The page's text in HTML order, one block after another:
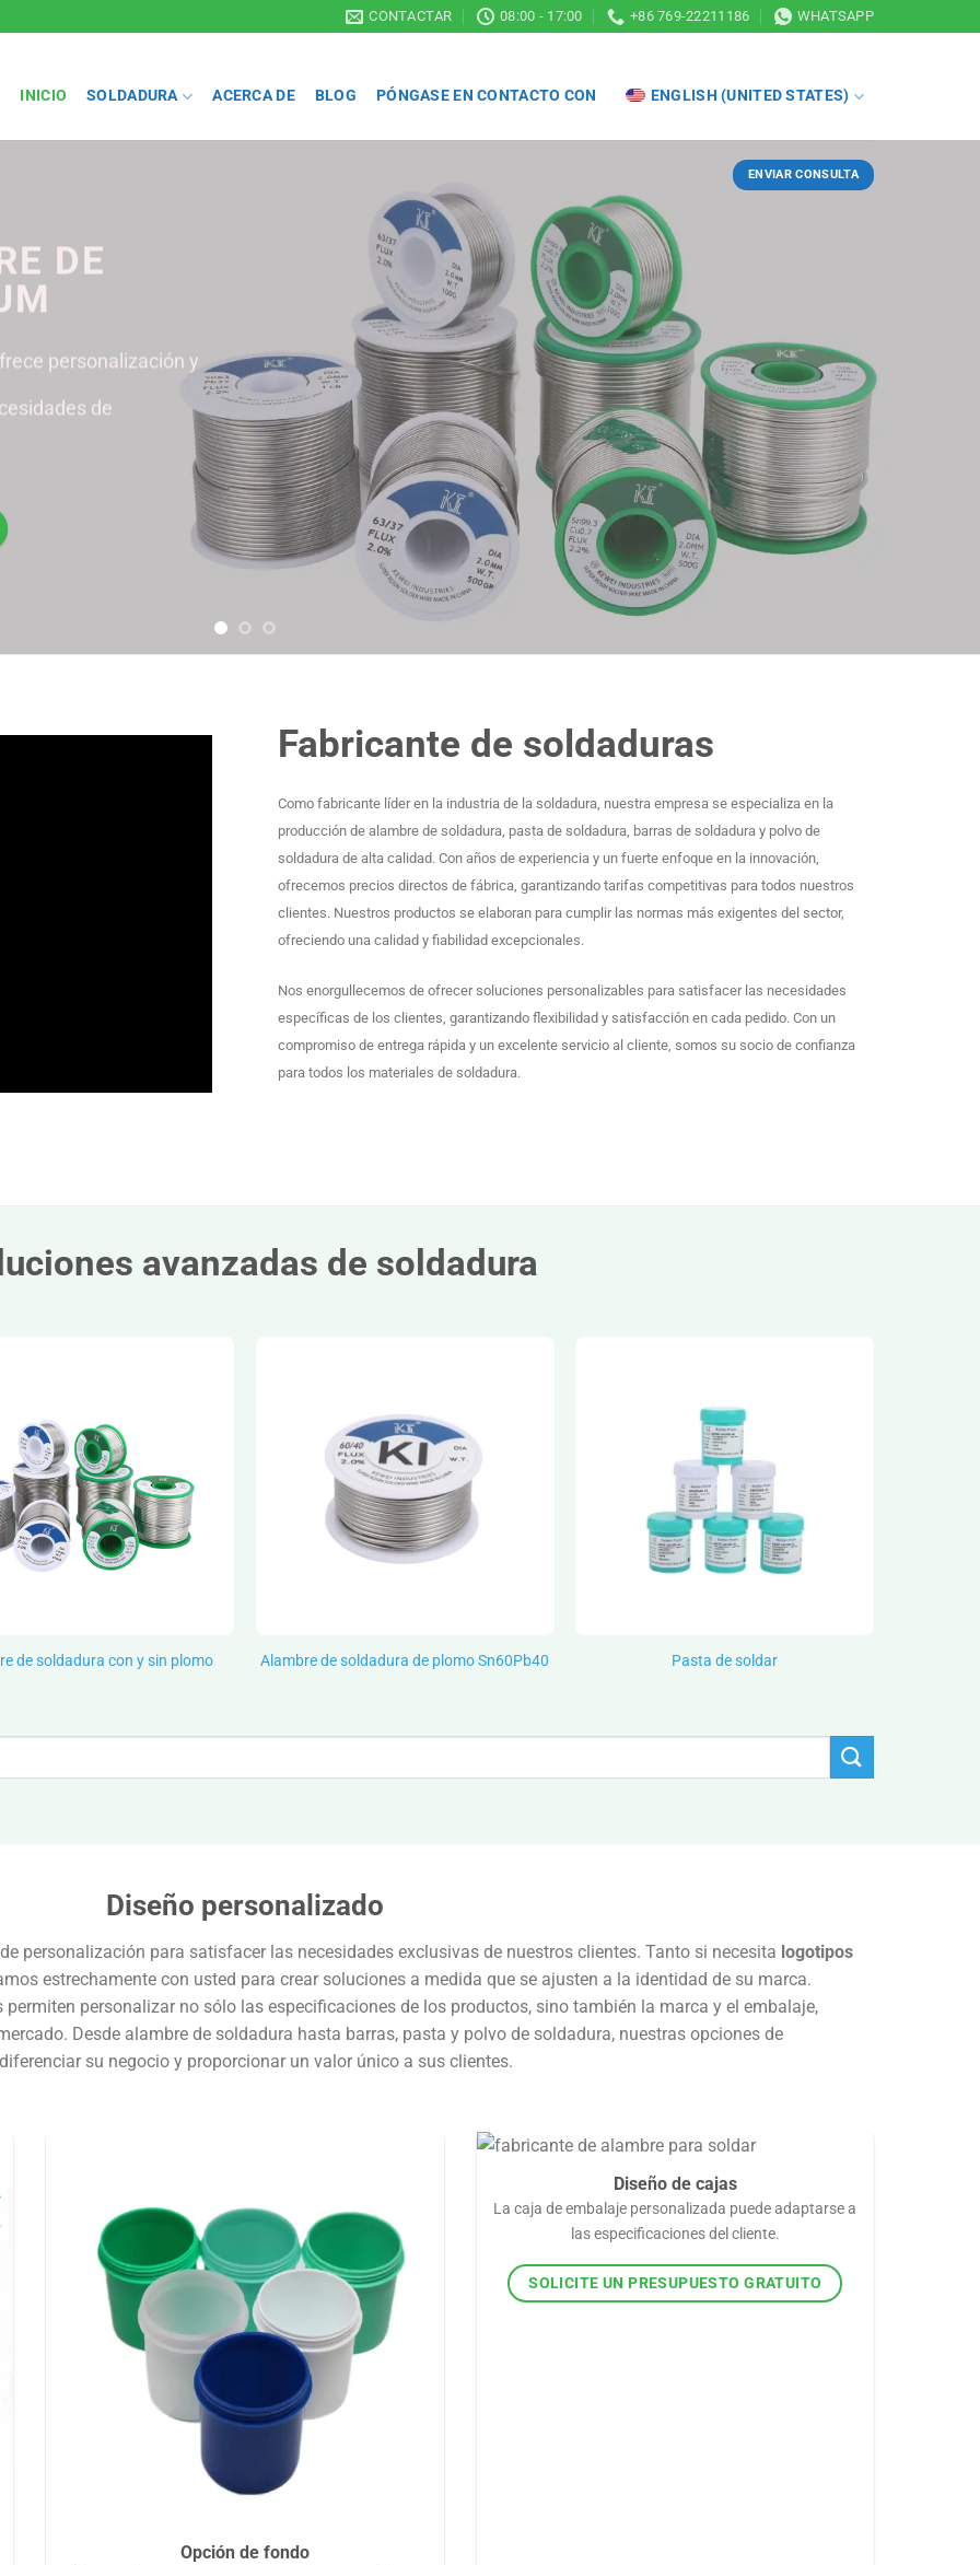
CONTACTAR 08:00 - 17:00 +86 769-22211186 WHATSAPP
INICIO SOLDADURA ACERCA DE BLOG PÓNGASE EN CONTACTO CON ENGLISH (UNITED STATES)
ENVIAR CONSULTA
alta calidad
Ofrecemos productos de alta
Fabricante de soldaduras
Como fabricante líder en la industria de la soldadura, nuestra empresa se especializa en la
producción de alambre de soldadura, pasta de soldadura, barras de soldadura y polvo de
soldadura de alta calidad. Con años de experiencia y un fuerte enfoque en la innovación,
ofrecemos precios directos de fábrica, garantizando tarifas competitivas para todos nuestros
clientes. Nuestros productos se elaboran para cumplir las normas más exigentes del sector,
ofreciendo una calidad y fiabilidad excepcionales.
Nos enorgullecemos de ofrecer soluciones personalizables para satisfacer las necesidades
específicas de los clientes, garantizando flexibilidad y satisfacción en cada pedido. Con un
compromiso de entrega rápida y un excelente servicio al cliente, somos su socio de confianza
para todos los materiales de soldadura.
avanzadas de soldadura
de soldadura con y sin plomo Alambre de soldadura de plomo Sn60Pb40 Pasta de soldar
Diseño personalizado
personalización para satisfacer las necesidades exclusivas de nuestros clientes. Tanto si necesita logotipos
estrechamente con usted para crear soluciones a medida que se ajusten a la identidad de su marca.
personalizar no sólo las especificaciones de los productos, sino también la marca y el embalaje,
Desde alambre de soldadura hasta barras, pasta y polvo de soldadura, nuestras opciones de
su negocio y proporcionar un valor único a sus clientes.
Opción de fondo
Diseño de cajas
La caja de embalaje personalizada puede adaptarse a
las especificaciones del cliente.
SOLICITE UN PRESUPUESTO GRATUITO